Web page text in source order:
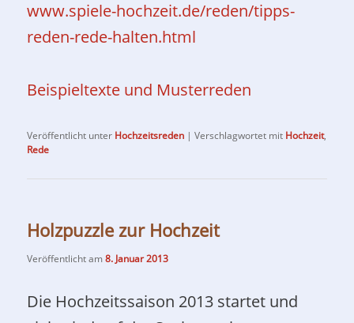
www.spiele-hochzeit.de/reden/tipps-
reden-rede-halten.html
Beispieltexte und Musterreden
Veröffentlicht unter Hochzeitsreden |Verschlagwortet mit Hochzeit,
Rede
Holzpuzzle zur Hochzeit
Veröffentlicht am8. Januar 2013
Die Hochzeitssaison 2013 startet und